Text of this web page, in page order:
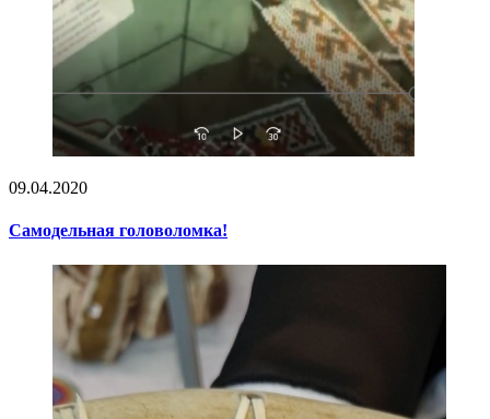
09.04.2020
Самодельная головоломка!